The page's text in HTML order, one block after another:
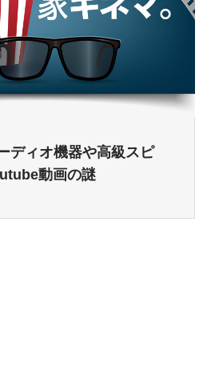
ディオ機器や高級スピ
動画の謎